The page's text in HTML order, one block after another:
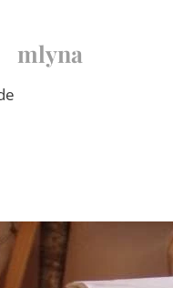
mlyna